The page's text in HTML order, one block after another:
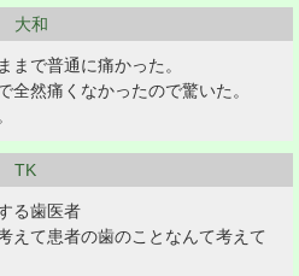
大和
まで普通に痛かった。
全然痛くなかったので驚いた。
TK
る歯医者
えて患者の歯のことなんて考えて